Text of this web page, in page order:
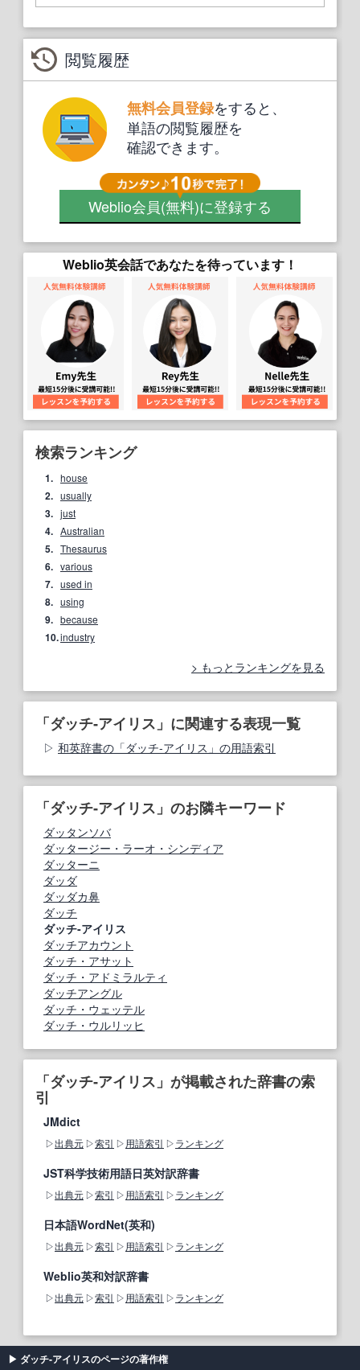
閲覧履歴
無料会員登録をすると、
単語の閲覧履歴を
確認できます。
Weblio会員(無料)に登録する
Weblio英会話であなたを待っています！
検索ランキング
1. house
2. usually
3. just
4. Australian
5. Thesaurus
6. various
7. used in
8. using
9. because
10.industry
もっとランキングを見る
「ダッチ‐アイリス」に関連する表現一覧
和英辞書の「ダッチ‐アイリス」の用語索引
「ダッチ‐アイリス」のお隣キーワード
ダッタンソバ
ダッタージー・ラーオ・シンディア
ダッターニ
ダッダ
ダッダカ鼻
ダッチ
ダッチ‐アイリス
ダッチアカウント
ダッチ・アサット
ダッチ・アドミラルティ
ダッチアングル
ダッチ・ウェッテル
ダッチ・ウルリッヒ
「ダッチ‐アイリス」が掲載された辞書の索
引
JMdict
出典元 索引 用語索引 ランキング
JST科学技術用語日英対訳辞書
出典元 索引 用語索引 ランキング
日本語WordNet(英和)
出典元 索引 用語索引 ランキング
Weblio英和対訳辞書
出典元 索引 用語索引 ランキング
ダッチ‐アイリスのページの著作権